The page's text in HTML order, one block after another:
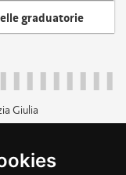
graduatorie
Giulia